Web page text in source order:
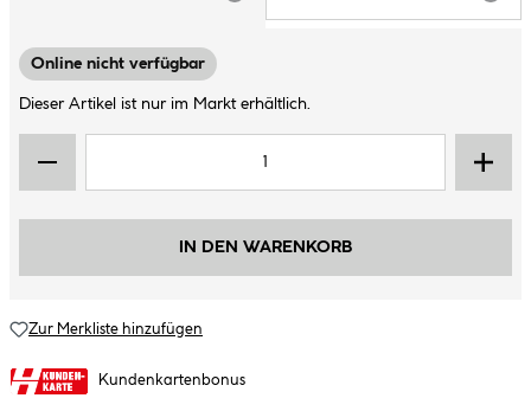
Online nicht verfügbar
Dieser Artikel ist nur im Markt erhältlich.
IN DEN WARENKORB
Zur Merkliste hinzufügen
Kundenkartenbonus